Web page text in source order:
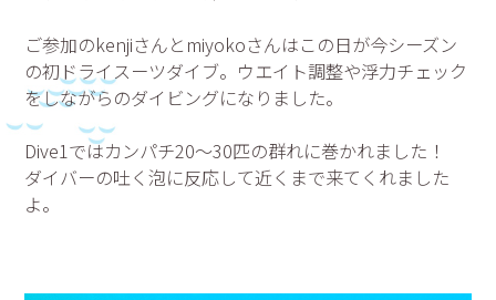
ご参加のkenjiさんとmiyokoさんはこの日が今シーズン
の初ドライスーツダイブ。ウエイト調整や浮力チェック
をしながらのダイビングになりました。
Dive1ではカンパチ20～30匹の群れに巻かれました！
ダイバーの吐く泡に反応して近くまで来てくれました
よ。